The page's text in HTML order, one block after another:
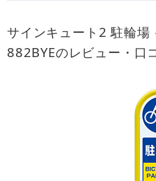
サインキュート2 駐輪
882BYEのレビュー・口